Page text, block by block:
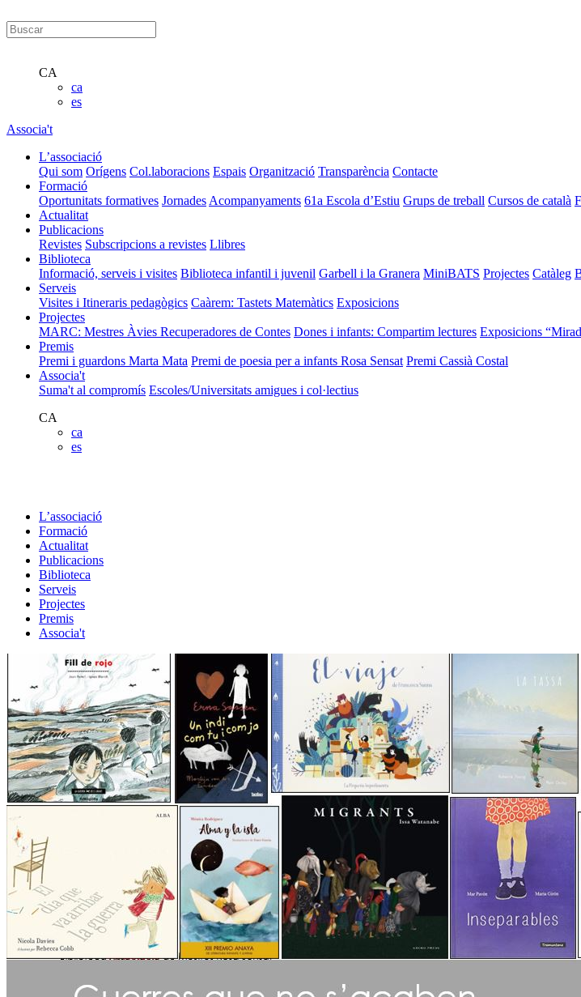
CA
ca
es
Associa't
L’associació
Qui som Orígens Col.laboracions Espais Organització Transparència Contacte
Formació
Oportunitats formatives Jornades Acompanyaments 61a Escola d’Estiu Grups de treball Cursos de català
Actualitat
Publicacions
Revistes Subscripcions a revistes Llibres
Biblioteca
Informació, serveis i visites Biblioteca infantil i juvenil Garbell i la Granera MiniBATS Projectes Catàleg
Serveis
Visites i Itineraris pedagògics Caàrem: Tastets Matemàtics Exposicions
Projectes
MARC: Mestres Àvies Recuperadores de Contes Dones i infants: Compartim lectures Exposicions
Premis
Premi i guardons Marta Mata Premi de poesia per a infants Rosa Sensat Premi Cassià Costal
Associa't
Suma't al compromís Escoles/Universitats amigues i col·lectius
CA
ca
es
L’associació
Formació
Actualitat
Publicacions
Biblioteca
Serveis
Projectes
Premis
Associa't